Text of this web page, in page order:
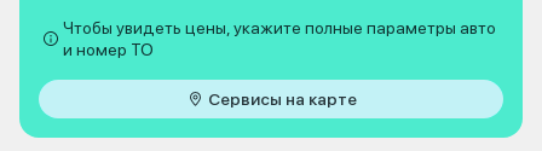
Чтобы увидеть цены, укажите полные параметры авто
и номер ТО
Сервисы на карте